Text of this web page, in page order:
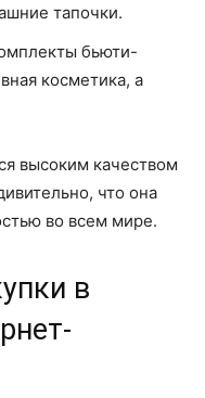
тапочки.
бьюти-
косметика, а
высоким качеством
что она
во всем мире.
в